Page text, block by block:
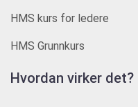
HMS kurs for ledere
HMS Grunnkurs
Hvordan virker det?